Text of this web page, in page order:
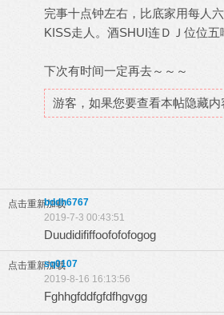
完事十点钟左右，比底家用每人
KISS走人。酒SHUI连ＤＪ位位五
下次有时间一定再去～～～
游客，如果您要查看本帖隐藏内
点击重新加载bddh6767
2019-7-3 00:43:51
Duudidififfoofofofogog
点击重新加载
sq0107
2019-8-16 16:13:56
Fghhgfddfgfdfhgvgg